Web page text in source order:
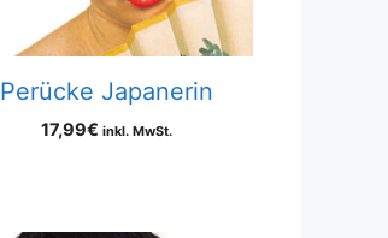
Perücke Japanerin
17,99€ inkl. MwSt.